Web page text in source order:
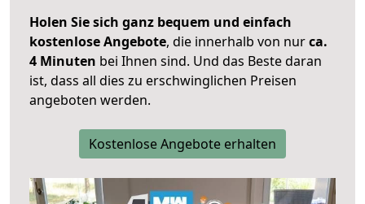
Holen Sie sich ganz bequem und einfach
kostenlose Angebote, die innerhalb von nurca.
4 Minuten bei Ihnen sind. Und das Beste daran
ist, dass all dies zu erschwinglichen Preisen
angeboten werden.
Kostenlose Angebote erhalten